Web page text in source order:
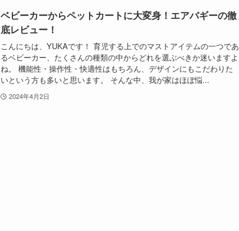
ベビーカーからペットカートに大変身！エアバギーの徹
底レビュー！
こんにちは、YUKAです！ 育児する上でのマストアイテムの一つであ
るベビーカー、たくさんの種類の中からどれを選ぶべきか迷いますよ
ね。 機能性・操作性・快適性はもちろん、デザインにもこだわりた
いという方も多いと思います。 そんな中、我が家はほぼ悩...
2024年4月2日